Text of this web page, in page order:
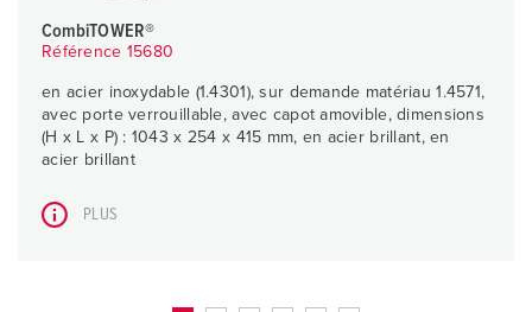
CombiTOWER®
Référence 15680
en acier inoxydable (1.4301), sur demande matériau 1.4571,
avec porte verrouillable, avec capot amovible, dimensions
(H x L x P) : 1043 x 254 x 415 mm, en acier brillant, en
acier brillant
PLUS